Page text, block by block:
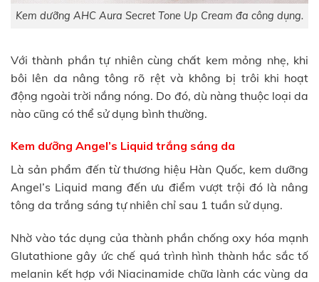
Kem dưỡng AHC Aura Secret Tone Up Cream đa công dụng.
Với thành phần tự nhiên cùng chất kem mỏng nhẹ, khi
bôi lên da nâng tông rõ rệt và không bị trôi khi hoạt
động ngoài trời nắng nóng. Do đó, dù nàng thuộc loại da
nào cũng có thể sử dụng bình thường.
Kem dưỡng Angel’s Liquid trắng sáng da
Là sản phẩm đến từ thương hiệu Hàn Quốc, kem dưỡng
Angel’s Liquid mang đến ưu điểm vượt trội đó là nâng
tông da trắng sáng tự nhiên chỉ sau 1 tuần sử dụng.
Nhờ vào tác dụng của thành phần chống oxy hóa mạnh
Glutathione gây ức chế quá trình hình thành hắc sắc tố
melanin kết hợp với Niacinamide chữa lành các vùng da